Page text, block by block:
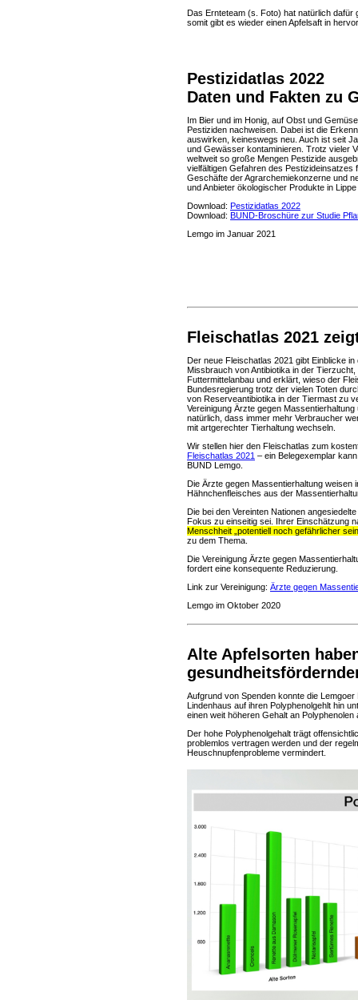
Das Ernteteam (s. Foto) hat natürlich dafür
somit gibt es wieder einen Apfelsaft in
Pestizidatlas 2022
Daten und Fakten zu
Im Bier und im Honig, auf Obst und
Pestiziden nachweisen. Dabei ist die
auswirken, keineswegs neu. Auch ist seit
und Gewässer kontaminieren. Trotz vieler
weltweit so große Mengen Pestizide
vielfältigen Gefahren des Pestizideinsatzes
Geschäfte der Agrarchemiekonzerne und
und Anbieter ökologischer Produkte in
Download: Pestizidatlas 2022
Download: BUND-Broschüre zur Studie
Lemgo im Januar 2021
Fleischatlas 2021
Der neue Fleischatlas 2021 gibt Einblicke
Missbrauch von Antibiotika in der
Futtermittelanbau und erklärt, wieso der
Bundesregierung trotz der vielen Toten
von Reserveantibiotika in der Tiermast zu
Vereinigung Ärzte gegen
natürlich, dass immer mehr Verbraucher
mit artgerechter Tierhaltung wechseln.
Wir stellen hier den Fleischatlas zum
Fleischatlas 2021 – ein Belegexemplar
BUND Lemgo.
Die Ärzte gegen Massentierhaltung weisen
Hähnchenfleisches aus der
Die bei den Vereinten Nationen
Fokus zu einseitig sei. Ihrer Einschätzung
Menschheit „potentiell noch gefährlicher
zu dem Thema.
Die Vereinigung Ärzte gegen
fordert eine konsequente Reduzierung.
Link zur Vereinigung: Ärzte gegen
Lemgo im Oktober 2020
Alte Apfelsorten
Aufgrund von Spenden konnte die
Lindenhaus auf ihren Polyphenolgehlt hin
einen weit höheren Gehalt an
Der hohe Polyphenolgehalt trägt
problemlos vertragen werden und der
Heuschnupfenprobleme vermindert.